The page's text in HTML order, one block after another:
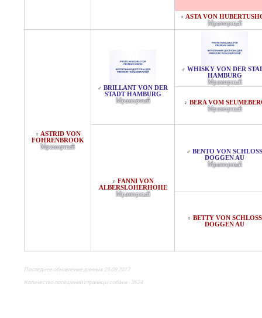
♀ ASTA VON
Мраморный
♀ ASTRID VON
FOHRENBROOK
Мраморный
♂ BRILLANT VON DER
STADT HAMBURG
Мраморный
♂ WHISKY VON DER
HAMBURG
Мраморный
♀ BERA VOM
Мраморный
♀ FANNI VON
ALBERSLOHERHOHE
Мраморный
♂ BENTO VON SCHLOSS
DOGGEN AU
Мраморный
♀ BETTY VON SCHLOSS
DOGGEN AU
Последнее обновление данных 25.09.2017
Количество посещений страницы собаки - 2624